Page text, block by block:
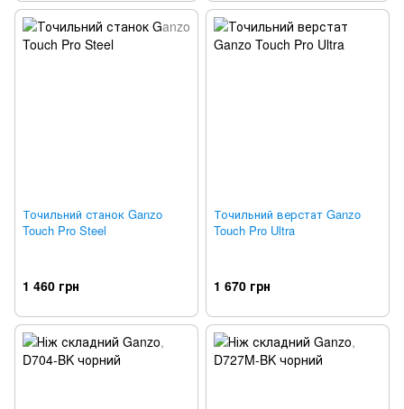
Точильний станок Ganzo
Touch Pro Steel
1 460 грн
Точильний верстат Ganzo
Touch Pro Ultra
1 670 грн